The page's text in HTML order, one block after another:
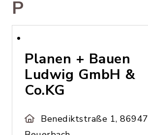
P
Planen + Bauen
Ludwig GmbH &
Co.KG
Benediktstraße 1, 86947